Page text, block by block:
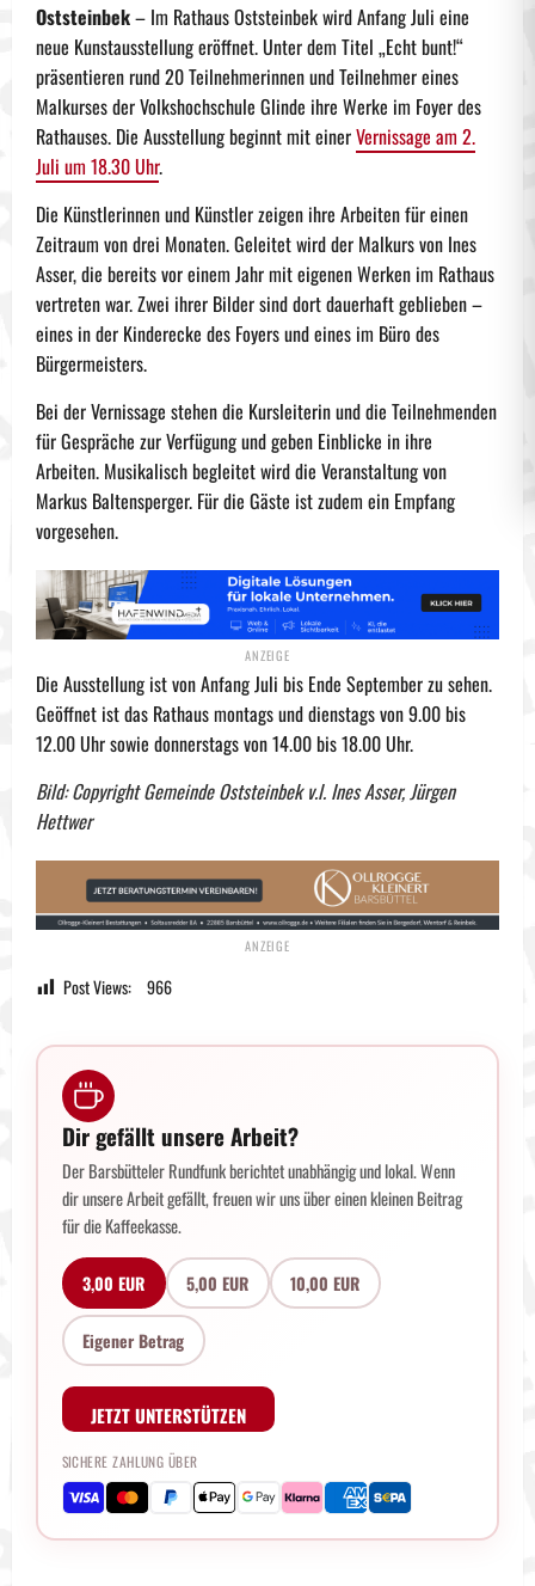
Oststeinbek– Im Rathaus Oststeinbek wird Anfang Juli eine
neue Kunstausstellung eröffnet. Unter dem Titel „Echt bunt!“
präsentieren rund 20 Teilnehmerinnen und Teilnehmer eines
Malkurses der Volkshochschule Glinde ihre Werke im Foyer des
Rathauses. Die Ausstellung beginnt mit einerVernissage am 2.
Juli um 18.30 Uhr.
Die Künstlerinnen und Künstler zeigen ihre Arbeiten für einen
Zeitraum von drei Monaten. Geleitet wird der Malkurs von Ines
Asser, die bereits vor einem Jahr mit eigenen Werken im Rathaus
vertreten war. Zwei ihrer Bilder sind dort dauerhaft geblieben –
eines in der Kinderecke des Foyers und eines im Büro des
Bürgermeisters.
Bei der Vernissage stehen die Kursleiterin und die Teilnehmenden
für Gespräche zur Verfügung und geben Einblicke in ihre
Arbeiten. Musikalisch begleitet wird die Veranstaltung von
Markus Baltensperger. Für die Gäste ist zudem ein Empfang
vorgesehen.
Die Ausstellung ist von Anfang Juli bis Ende September zu sehen.
Geöffnet ist das Rathaus montags und dienstags von 9.00 bis
12.00 Uhr sowie donnerstags von 14.00 bis 18.00 Uhr.
Bild: Copyright Gemeinde Oststeinbek v.l. Ines Asser, Jürgen
Hettwer
Post Views: 966
Dir gefällt unsere Arbeit?
Der Barsbütteler Rundfunk berichtet unabhängig und lokal. Wenn
dir unsere Arbeit gefällt, freuen wir uns über einen kleinen Beitrag
für die Kaffeekasse.
3,00 EUR 5,00 EUR 10,00 EUR
Eigener Betrag
JETZT UNTERSTÜTZEN
SICHERE ZAHLUNG ÜBER